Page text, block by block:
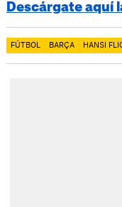
Descárgate aquí
FÚTBOL BARÇA HANSI